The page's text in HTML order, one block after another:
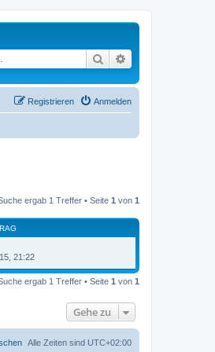
Suche
Anmelden
Registrieren
ergab 1 Treffer • Seite 1 von 1
21:22
ergab 1 Treffer • Seite 1 von 1
Gehe zu
Alle Zeiten sind UTC+02:00